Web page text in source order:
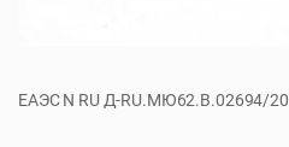
ЕАЭС N RU Д-RU.МЮ62.В.02694/20